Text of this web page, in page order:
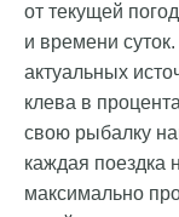
от текущей
и времени
актуальных
клева в
свою рыбалку
каждая поездка
максимально